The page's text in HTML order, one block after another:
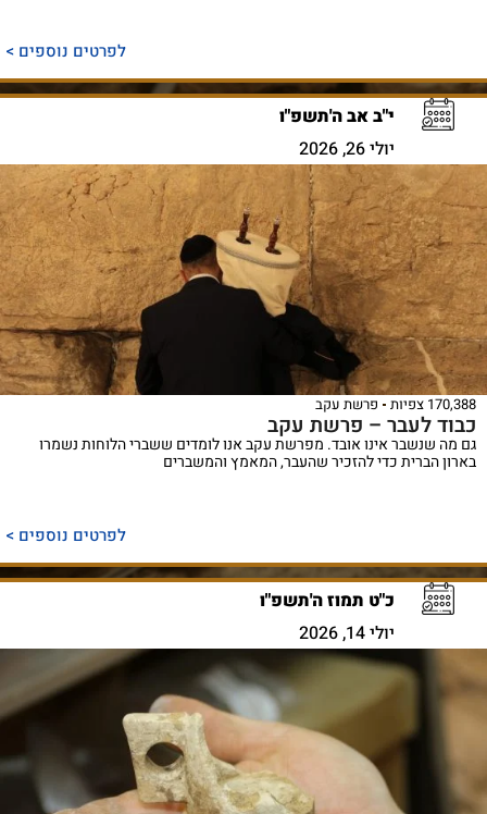
לפרטים נוספים >
י"ב אב ה'תשפ"ו
יולי 26, 2026
170,388 צפיות פרשת עקב
כבוד לעבר – פרשת עקב
גם מה שנשבר אינו אובד. מפרשת עקב אנו לומדים ששברי הלוחות נשמרו
בארון הברית כדי להזכיר שהעבר, המאמץ והמשברים
לפרטים נוספים >
כ"ט תמוז ה'תשפ"ו
יולי 14, 2026